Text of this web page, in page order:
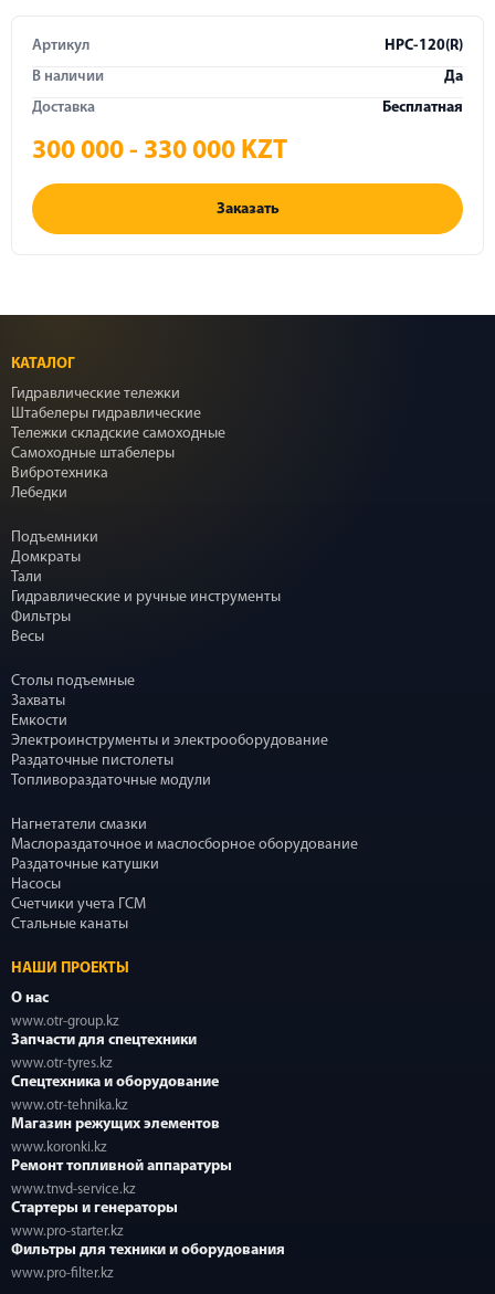
Артикул
HPC-120(R)
В наличии
Да
Доставка
Бесплатная
300 000 - 330 000 KZT
Заказать
КАТАЛОГ
Гидравлические тележки
Штабелеры гидравлические
Тележки складские самоходные
Самоходные штабелеры
Вибротехника
Лебедки
Подъемники
Домкраты
Тали
Гидравлические и ручные инструменты
Фильтры
Весы
Столы подъемные
Захваты
Емкости
Электроинструменты и электрооборудование
Раздаточные пистолеты
Топливораздаточные модули
Нагнетатели смазки
Маслораздаточное и маслосборное оборудование
Раздаточные катушки
Насосы
Счетчики учета ГСМ
Стальные канаты
НАШИ ПРОЕКТЫ
О нас
www.otr-group.kz
Запчасти для спецтехники
www.otr-tyres.kz
Спецтехника и оборудование
www.otr-tehnika.kz
Магазин режущих элементов
www.koronki.kz
Ремонт топливной аппаратуры
www.tnvd-service.kz
Стартеры и генераторы
www.pro-starter.kz
Фильтры для техники и оборудования
www.pro-filter.kz